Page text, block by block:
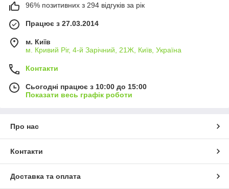
96% позитивних з 294 відгуків за рік
Працює з 27.03.2014
м. Київ
м. Кривий Ріг, 4-й Зарічний, 21Ж, Київ, Україна
Контакти
Сьогодні працює з 10:00 до 15:00
Показати весь графік роботи
Про нас
Контакти
Доставка та оплата